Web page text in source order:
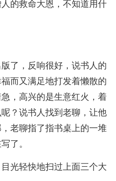
的救命大恩，不知道用什
了，反响很好，说书人的
而又满足地打发着懒散的
，高兴的是生意红火，着
？说书人找到老聊，让他
老聊指了指书桌上的一堆
了。
光轻快地扫过上面三个大